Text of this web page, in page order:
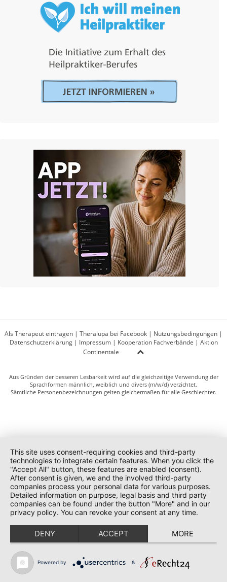
Als Therapeut eintragen | Theralupa bei Facebook | Nutzungsbedingungen |
Datenschutzerklärung| Impressum| Kooperation Fachverbände | Aktion
Continentale
Aus Gründen der besseren Lesbarkeit wird auf die gleichzeitige Verwendung der
Sprachformen männlich, weiblich und divers (m/w/d) verzichtet.
Sämtliche Personenbezeichnungen gelten gleichermaßen für alle Geschlechter.
This site uses consent-requiring cookies and third-party
technologies to integrate certain features. When you click the
"Accept All" button, these features are enabled (consent).
After consent is given, we and the involved third-party
companies process your personal data for various purposes.
Detailed information on purpose, legal basis and third party
companies can be found under the button "More" and in our
privacy policy. You can revoke your consent at any time.
DENY ACCEPT MORE
Powered by &